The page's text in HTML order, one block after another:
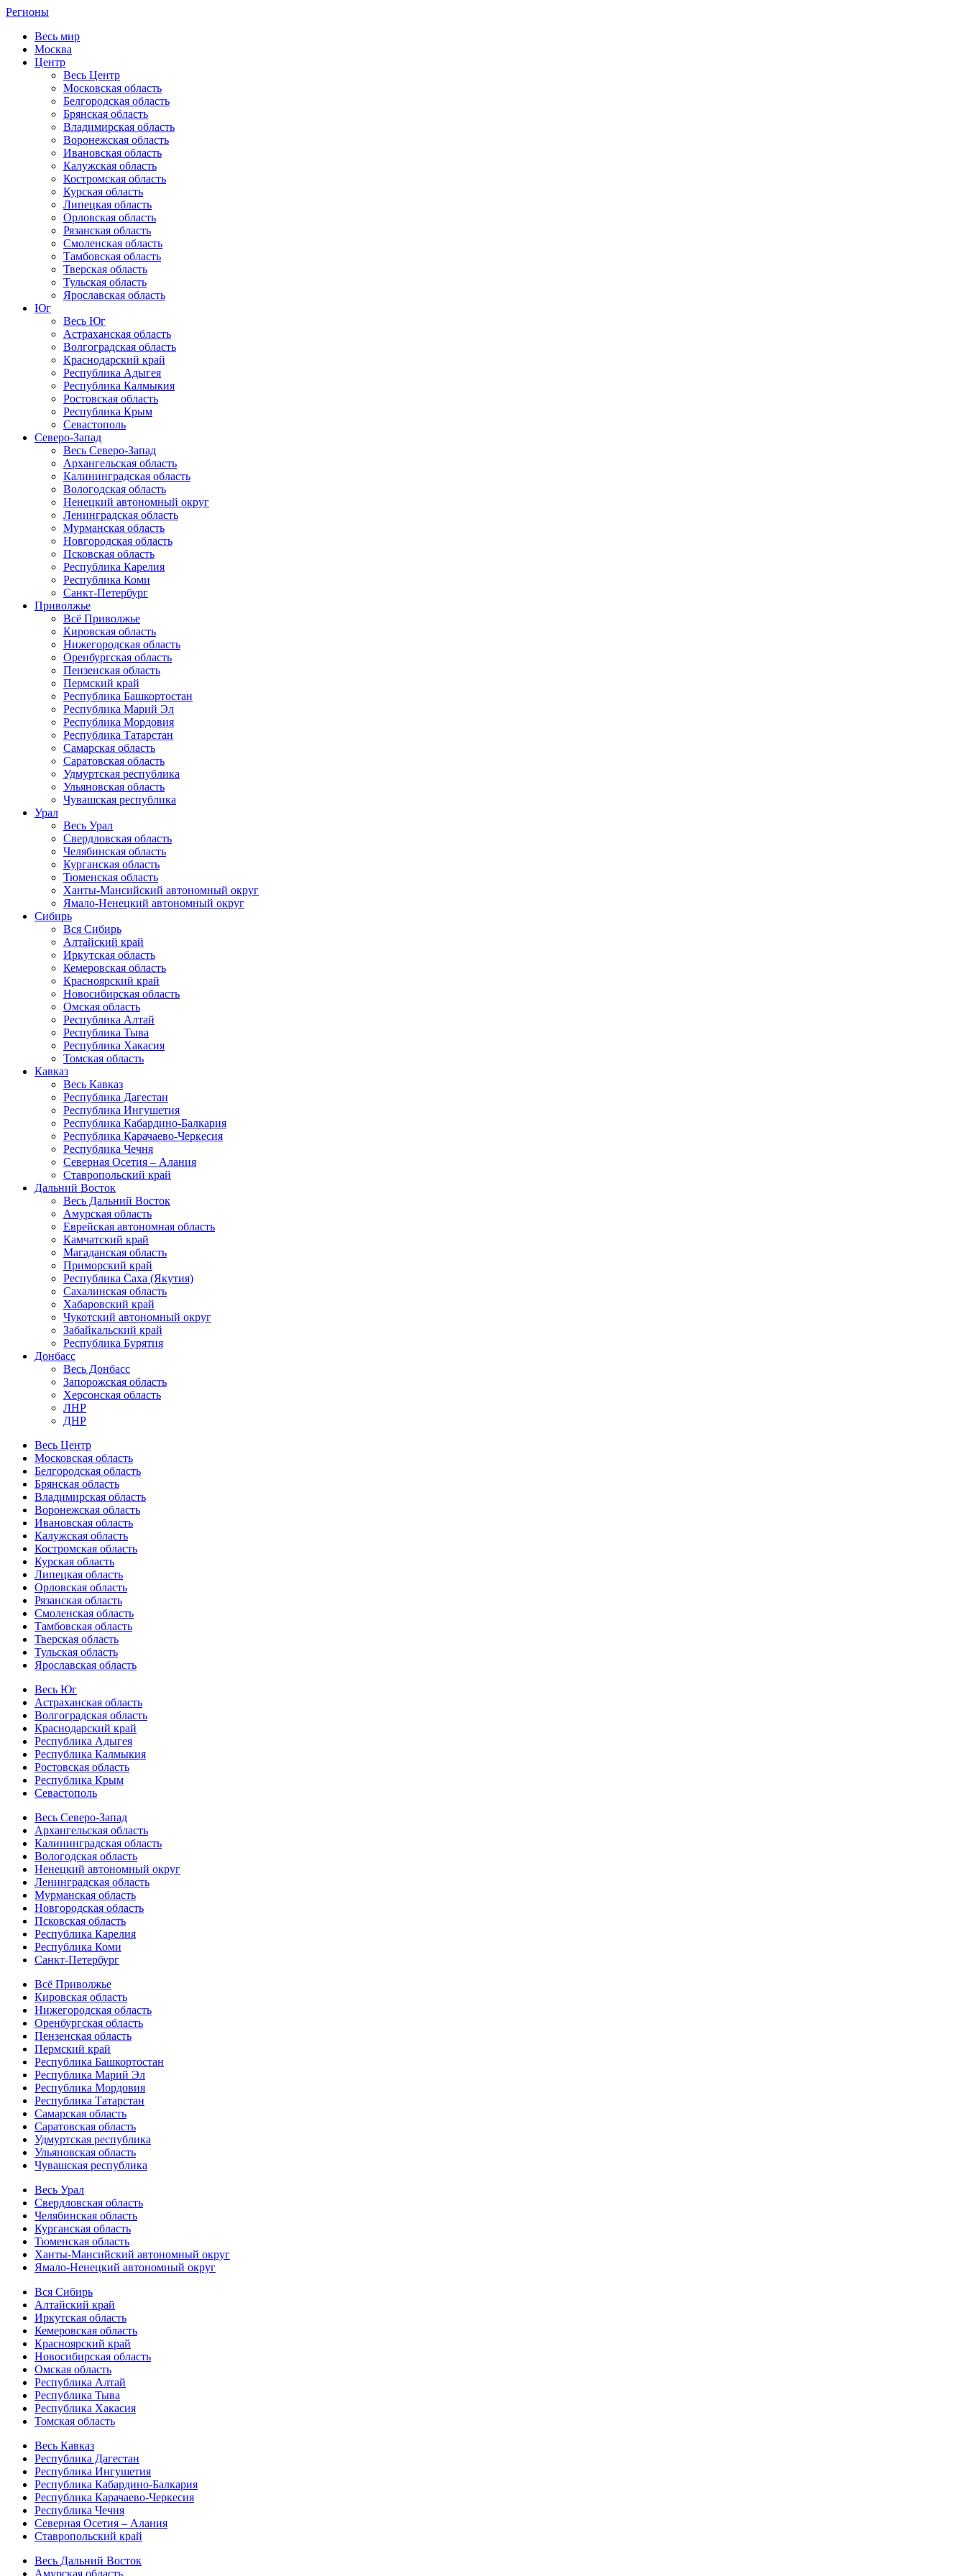
Регионы
Весь мир
Москва
Центр
Весь Центр
Московская область
Белгородская область
Брянская область
Владимирская область
Воронежская область
Ивановская область
Калужская область
Костромская область
Курская область
Липецкая область
Орловская область
Рязанская область
Смоленская область
Тамбовская область
Тверская область
Тульская область
Ярославская область
Юг
Весь Юг
Астраханская область
Волгоградская область
Краснодарский край
Республика Адыгея
Республика Калмыкия
Ростовская область
Республика Крым
Севастополь
Северо-Запад
Весь Северо-Запад
Архангельская область
Калининградская область
Вологодская область
Ненецкий автономный округ
Ленинградская область
Мурманская область
Новгородская область
Псковская область
Республика Карелия
Республика Коми
Санкт-Петербург
Приволжье
Всё Приволжье
Кировская область
Нижегородская область
Оренбургская область
Пензенская область
Пермский край
Республика Башкортостан
Республика Марий Эл
Республика Мордовия
Республика Татарстан
Самарская область
Саратовская область
Удмуртская республика
Ульяновская область
Чувашская республика
Урал
Весь Урал
Свердловская область
Челябинская область
Курганская область
Тюменская область
Ханты-Мансийский автономный округ
Ямало-Ненецкий автономный округ
Сибирь
Вся Сибирь
Алтайский край
Иркутская область
Кемеровская область
Красноярский край
Новосибирская область
Омская область
Республика Алтай
Республика Тыва
Республика Хакасия
Томская область
Кавказ
Весь Кавказ
Республика Дагестан
Республика Ингушетия
Республика Кабардино-Балкария
Республика Карачаево-Черкесия
Республика Чечня
Северная Осетия – Алания
Ставропольский край
Дальний Восток
Весь Дальний Восток
Амурская область
Еврейская автономная область
Камчатский край
Магаданская область
Приморский край
Республика Саха (Якутия)
Сахалинская область
Хабаровский край
Чукотский автономный округ
Забайкальский край
Республика Бурятия
Донбасс
Весь Донбасс
Запорожская область
Херсонская область
ЛНР
ДНР
Весь Центр
Московская область
Белгородская область
Брянская область
Владимирская область
Воронежская область
Ивановская область
Калужская область
Костромская область
Курская область
Липецкая область
Орловская область
Рязанская область
Смоленская область
Тамбовская область
Тверская область
Тульская область
Ярославская область
Весь Юг
Астраханская область
Волгоградская область
Краснодарский край
Республика Адыгея
Республика Калмыкия
Ростовская область
Республика Крым
Севастополь
Весь Северо-Запад
Архангельская область
Калининградская область
Вологодская область
Ненецкий автономный округ
Ленинградская область
Мурманская область
Новгородская область
Псковская область
Республика Карелия
Республика Коми
Санкт-Петербург
Всё Приволжье
Кировская область
Нижегородская область
Оренбургская область
Пензенская область
Пермский край
Республика Башкортостан
Республика Марий Эл
Республика Мордовия
Республика Татарстан
Самарская область
Саратовская область
Удмуртская республика
Ульяновская область
Чувашская республика
Весь Урал
Свердловская область
Челябинская область
Курганская область
Тюменская область
Ханты-Мансийский автономный округ
Ямало-Ненецкий автономный округ
Вся Сибирь
Алтайский край
Иркутская область
Кемеровская область
Красноярский край
Новосибирская область
Омская область
Республика Алтай
Республика Тыва
Республика Хакасия
Томская область
Весь Кавказ
Республика Дагестан
Республика Ингушетия
Республика Кабардино-Балкария
Республика Карачаево-Черкесия
Республика Чечня
Северная Осетия – Алания
Ставропольский край
Весь Дальний Восток
Амурская область